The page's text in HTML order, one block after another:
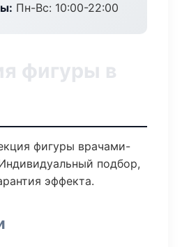
Пн-Вс: 10:00-22:00
фигуры в
фигуры врачами-
подбор,
эффекта.